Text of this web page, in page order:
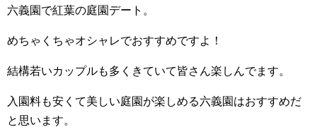
六義園で紅葉の庭園デート。
めちゃくちゃオシャレでおすすめですよ！
結構若いカップルも多くきていて皆さん楽しんでます。
入園料も安くて美しい庭園が楽しめる六義園はおすすめだ
と思います。